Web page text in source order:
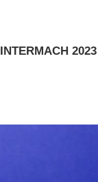
INTERMACH 2023